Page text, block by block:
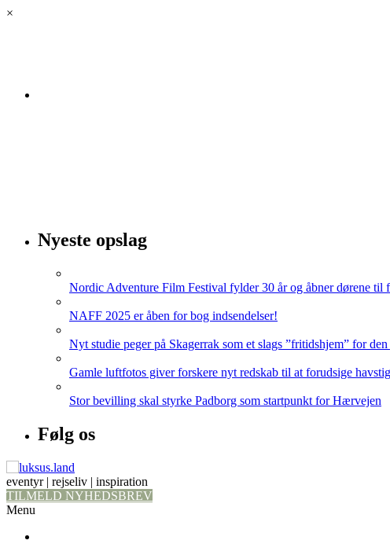
×
Nyeste opslag
Nordic Adventure Film Festival fylder 30 år og åbner dørene til
NAFF 2025 er åben for bog indsendelser!
Nyt studie peger på Skagerrak som et slags ”fritidshjem” for
Gamle luftfotos giver forskere nyt redskab til at forudsige
Stor bevilling skal styrke Padborg som startpunkt for Hærvejen
Følg os
eventyr | rejseliv | inspiration
TILMELD NYHEDSBREV
Menu